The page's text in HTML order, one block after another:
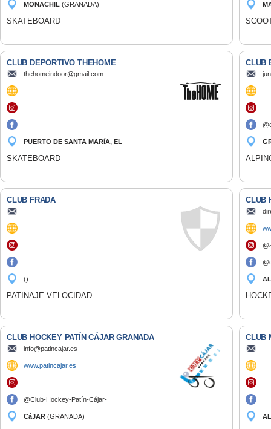
MONACHIL (GRANADA)
SKATEBOARD
CLUB DEPORTIVO THEHOME
thehomeindoor@gmail.com
PUERTO DE SANTA MARíA, EL
SKATEBOARD
CLUB
CLUB FRADA
()
PATINAJE VELOCIDAD
CLUB
CLUB HOCKEY PATÍN CÁJAR GRANADA
info@patincajar.es
www.patincajar.es
@Club-Hockey-Patín-Cájar-
CáJAR (GRANADA)
CLUB